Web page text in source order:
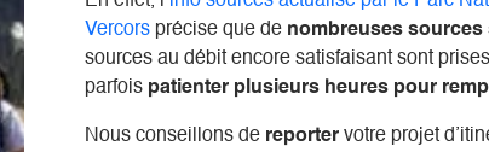
Vercors précise que de nombreuses sources
sources au débit encore satisfaisant sont
parfois patienter plusieurs heures pour
Nous conseillons de reporter votre projet